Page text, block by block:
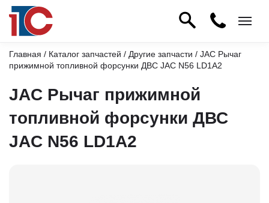
Главная / Каталог запчастей / Другие запчасти / JAC Рычаг
прижимной топливной форсунки ДВС JAC N56 LD1A2
JAC Рычаг прижимной
топливной форсунки ДВС
JAC N56 LD1A2